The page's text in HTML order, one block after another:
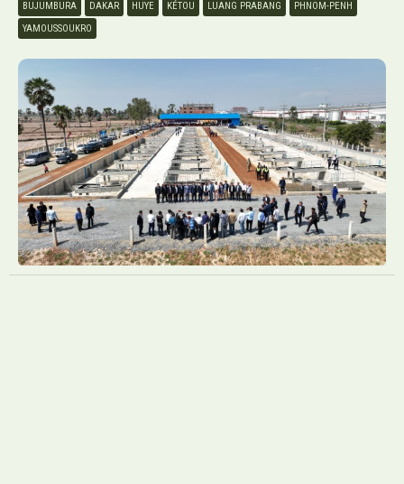
BUJUMBURA DAKAR HUYE KÉTOU LUANG PRABANG
PHNOM-PENH
YAMOUSSOUKRO